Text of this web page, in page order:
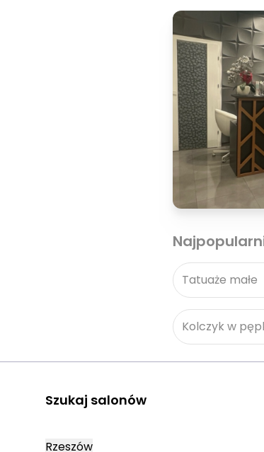
Tatuaże małe
Kolczyk w
Szukaj salonów
Rzeszów